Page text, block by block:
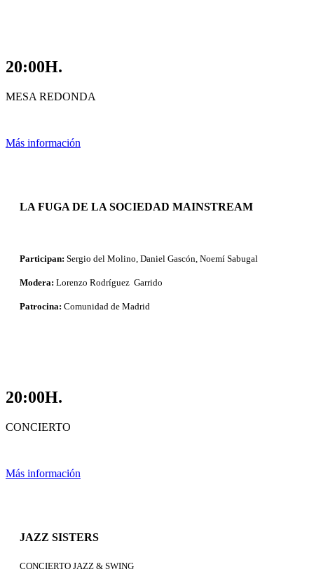
20:00H.
MESA REDONDA
Más información
LA FUGA DE LA SOCIEDAD MAINSTREAM
Participan: Sergio del Molino, Daniel Gascón, Noemí Sabugal
Modera: Lorenzo Rodríguez Garrido
Patrocina: Comunidad de Madrid
20:00H.
CONCIERTO
Más información
JAZZ SISTERS
CONCIERTO JAZZ & SWING